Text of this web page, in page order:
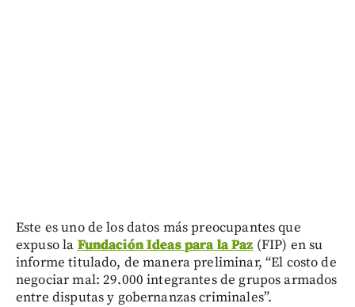
Este es uno de los datos más preocupantes que
expuso la Fundación Ideas para la Paz (FIP) en su
informe titulado, de manera preliminar, “El costo de
negociar mal: 29.000 integrantes de grupos armados
entre disputas y gobernanzas criminales”.